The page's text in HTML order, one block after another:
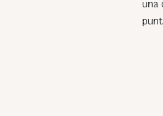
una